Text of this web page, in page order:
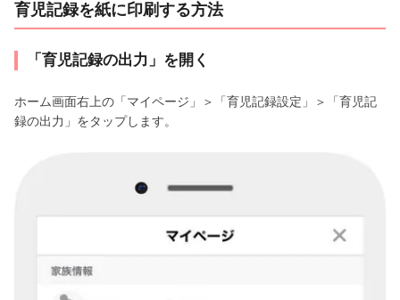
育児記録を紙に印刷する方法
「育児記録の出力」を開く
ホーム画面右上の「マイページ」＞「育児記録設定」＞「育児記
録の出力」をタップします。